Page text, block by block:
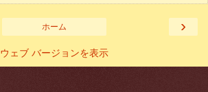
›
ホーム
ウェブ バージョンを表示